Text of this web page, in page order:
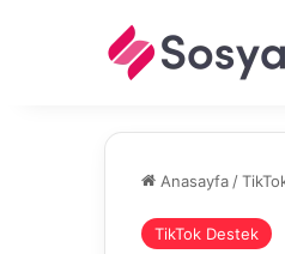
Anasayfa /
TikTok Destek